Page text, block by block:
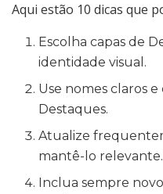
Aqui estão 10 dicas que
Escolha capas de
identidade visual.
Use nomes claros e
Destaques.
Atualize
mantê-lo relevante.
Inclua sempre